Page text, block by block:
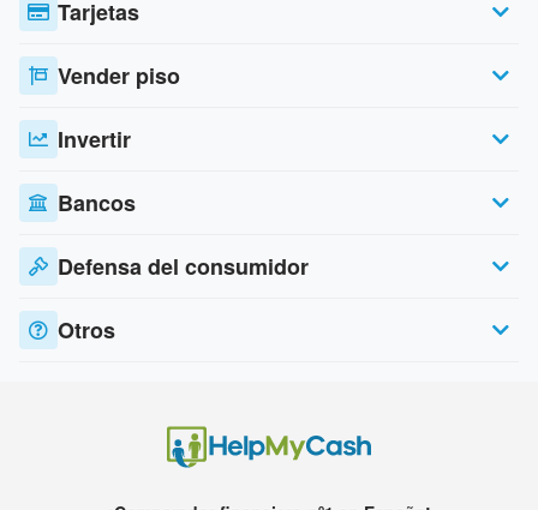
Tarjetas
Vender piso
Invertir
Bancos
Defensa del consumidor
Otros